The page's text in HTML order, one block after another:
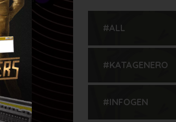
#ALL
#KATAGENERO
#INFOGEN